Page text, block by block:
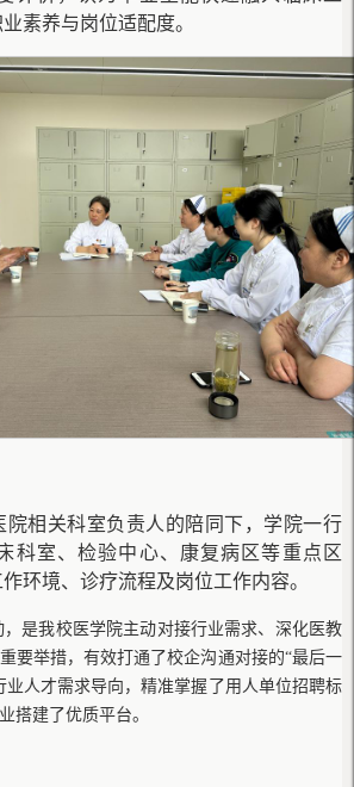
素养与岗位适配度。
院相关科室负责人的陪同下，学院一行
科室、检验中心、康复病区等重点区
环境、诊疗流程及岗位工作内容。
，是我校医学院主动对接行业需求、深化医教
要举措，有效打通了校企沟通对接的“最后一
业人才需求导向，精准掌握了用人单位招聘标
搭建了优质平台。